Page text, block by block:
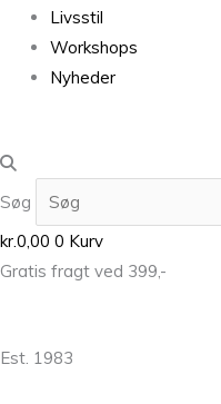
Livsstil
Workshops
Nyheder
Søg
kr.0,00 0 Kurv
Gratis fragt ved 399,-
Est. 1983